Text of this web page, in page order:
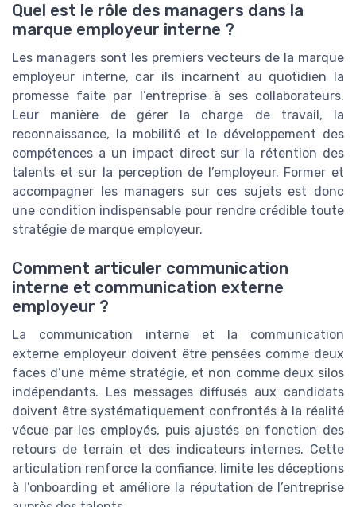
Quel est le rôle des managers dans la
marque employeur interne ?
Les managers sont les premiers vecteurs de la marque
employeur interne, car ils incarnent au quotidien la
promesse faite par l’entreprise à ses collaborateurs.
Leur manière de gérer la charge de travail, la
reconnaissance, la mobilité et le développement des
compétences a un impact direct sur la rétention des
talents et sur la perception de l’employeur. Former et
accompagner les managers sur ces sujets est donc
une condition indispensable pour rendre crédible toute
stratégie de marque employeur.
Comment articuler communication
interne et communication externe
employeur ?
La communication interne et la communication
externe employeur doivent être pensées comme deux
faces d’une même stratégie, et non comme deux silos
indépendants. Les messages diffusés aux candidats
doivent être systématiquement confrontés à la réalité
vécue par les employés, puis ajustés en fonction des
retours de terrain et des indicateurs internes. Cette
articulation renforce la confiance, limite les déceptions
à l’onboarding et améliore la réputation de l’entreprise